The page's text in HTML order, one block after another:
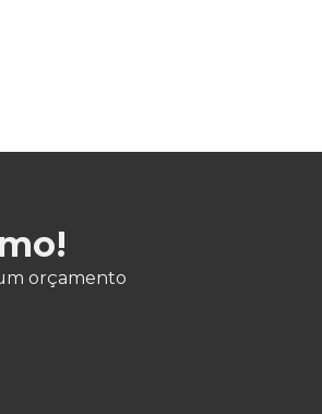
orçamento